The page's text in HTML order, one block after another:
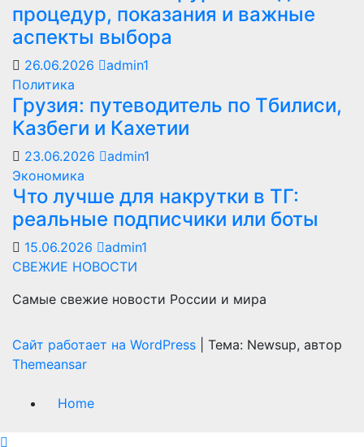
процедур, показания и важные
аспекты выбора
26.06.2026
admin1
Политика
Грузия: путеводитель по Тбилиси,
Казбеги и Кахетии
23.06.2026
admin1
Экономика
Что лучше для накрутки в ТГ:
реальные подписчики или боты
15.06.2026
admin1
СВЕЖИЕ НОВОСТИ
Самые свежие новости России и мира
Сайт работает на WordPress
Тема: Newsup, автор
Themeansar
Home